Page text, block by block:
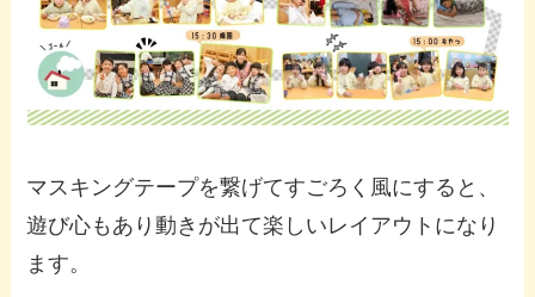
マスキングテープを繋げてすごろく風にすると、
遊び心もあり動きが出て楽しいレイアウトになり
ます。